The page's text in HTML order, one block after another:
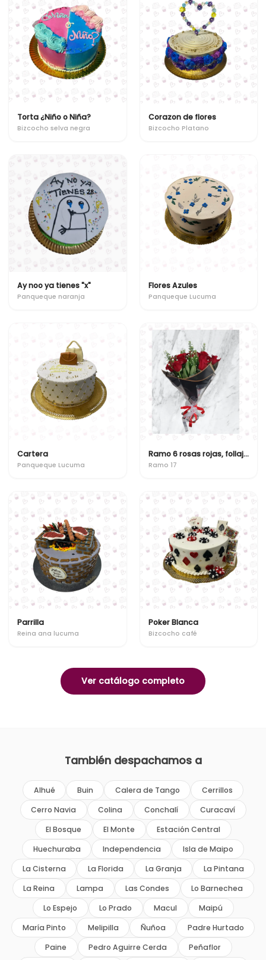
Torta ¿Niño o Niña?
Bizcocho selva negra
Corazon de flores
Bizcocho Platano
Ay noo ya tienes "x"
Panqueque naranja
Flores Azules
Panqueque Lucuma
Cartera
Panqueque Lucuma
Ramo 6 rosas rojas, follaje y gypsofilia
Ramo 17
Parrilla
Reina ana lucuma
Poker Blanca
Bizcocho café
Ver catálogo completo
También despachamos a
Alhué Buin Calera de Tango
Cerrillos
Cerro Navia
Colina Conchalí
Curacaví
El Bosque
El Monte
Estación Central
Huechuraba
Independencia
Isla de Maipo
La Cisterna
La Florida La Granja
La Pintana
La Reina
Lampa Las Condes
Lo Barnechea
Lo Espejo
Lo Prado Macul
Maipú
María Pinto
Melipilla Ñuñoa
Padre Hurtado
Paine
Pedro Aguirre Cerda Peñaflor